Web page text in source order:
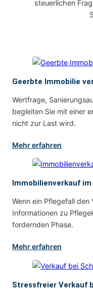
steuerlichen
Geerbte Immobilie
Wertfrage,
begleiten Sie mit einer
nicht zur Last wird.
Mehr erfahren
Immobilienverkauf
Wenn ein Pflegefall
Informationen zu
fordernden Phase.
Mehr erfahren
Stressfreier Verkauf